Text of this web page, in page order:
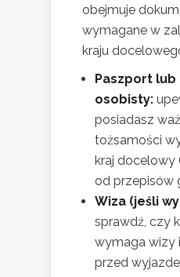
obejmuje
wymagane w
kraju
Paszport lub
osobisty:
posiadasz
tożsamości
kraj docelowy
od przepisów
Wiza (jeśli
sprawdź, czy
wymaga wizy
przed